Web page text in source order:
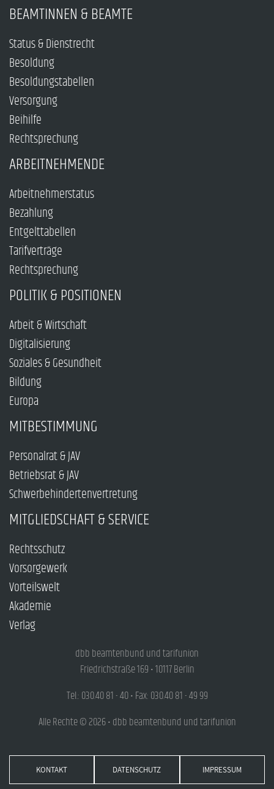
BEAMTINNEN & BEAMTE
Status & Dienstrecht
Besoldung
Besoldungstabellen
Versorgung
Beihilfe
Rechtsprechung
ARBEITNEHMENDE
Arbeitnehmerstatus
Bezahlung
Entgelttabellen
Tarifverträge
Rechtsprechung
POLITIK & POSITIONEN
Arbeit & Wirtschaft
Digitalisierung
Soziales & Gesundheit
Bildung
Europa
MITBESTIMMUNG
Personalrat & JAV
Betriebsrat & JAV
Schwerbehindertenvertretung
MITGLIEDSCHAFT & SERVICE
Rechtsschutz
Vorsorgewerk
Vorteilswelt
Akademie
Verlag
dbb beamtenbund und tarifunion
Friedrichstraße 169 • 10117 Berlin
Tel.: 030.40 81 - 40 • Fax: 030.40 81 - 49 99
Alle Rechte © 2026 • dbb beamtenbund und tarifunion
KONTAKT DATENSCHUTZ IMPRESSUM